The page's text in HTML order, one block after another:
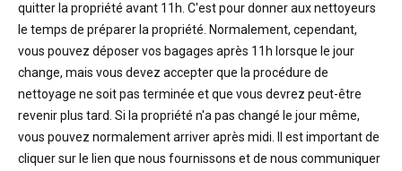
quitter la propriété avant 11h. C'est pour donner aux nettoyeurs
le temps de préparer la propriété. Normalement, cependant,
vous pouvez déposer vos bagages après 11h lorsque le jour
change, mais vous devez accepter que la procédure de
nettoyage ne soit pas terminée et que vous devrez peut-être
revenir plus tard. Si la propriété n'a pas changé le jour même,
vous pouvez normalement arriver après midi. Il est important de
cliquer sur le lien que nous fournissons et de nous communiquer